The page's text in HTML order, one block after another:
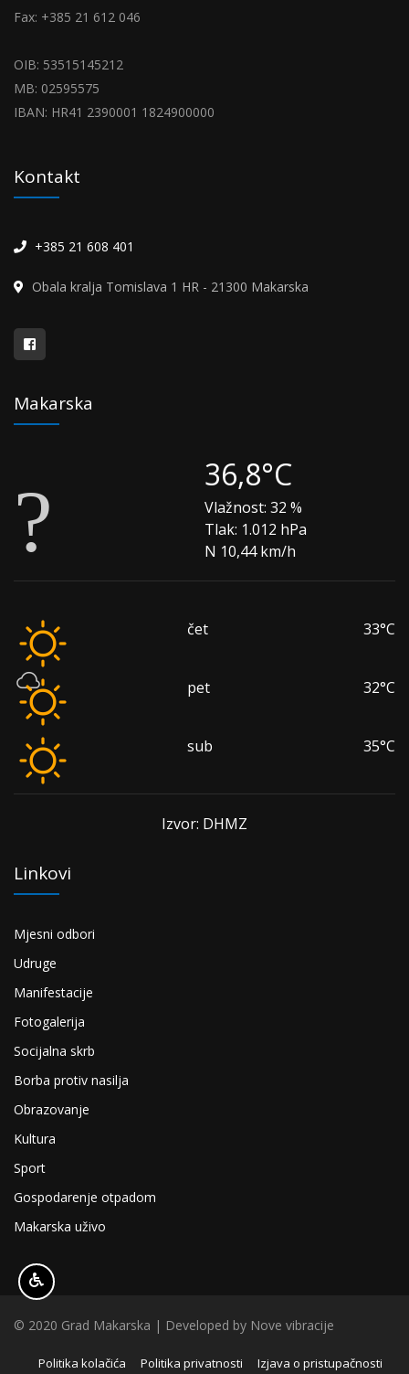
Fax: +385 21 612 046
OIB: 53515145212
MB: 02595575
IBAN: HR41 2390001 1824900000
Kontakt
+385 21 608 401
Obala kralja Tomislava 1 HR - 21300 Makarska
Makarska
36,8°C
Vlažnost: 32 %
Tlak: 1.012 hPa
N 10,44 km/h
čet 33°C
pet 32°C
sub 35°C
Izvor: DHMZ
Linkovi
Mjesni odbori
Udruge
Manifestacije
Fotogalerija
Socijalna skrb
Borba protiv nasilja
Obrazovanje
Kultura
Sport
Gospodarenje otpadom
Makarska uživo
© 2020 Grad Makarska | Developed by Nove vibracije
Politika kolačića Politika privatnosti Izjava o pristupačnosti